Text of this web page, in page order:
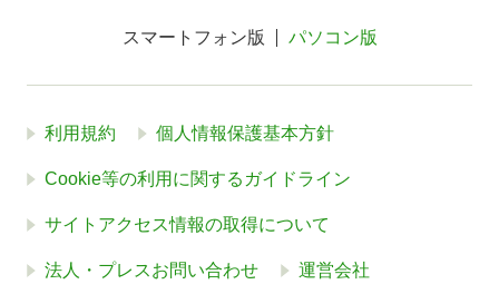
スマートフォン版 パソコン版
利用規約 個人情報保護基本方針
Cookie等の利用に関するガイドライン
サイトアクセス情報の取得について
法人・プレスお問い合わせ 運営会社